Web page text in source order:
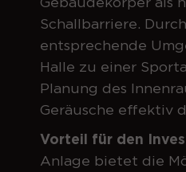
Schallbarriere.
entsprechende
Halle zu einer
Planung des
Geräusche effektiv
Vorteil für den
Anlage bietet die